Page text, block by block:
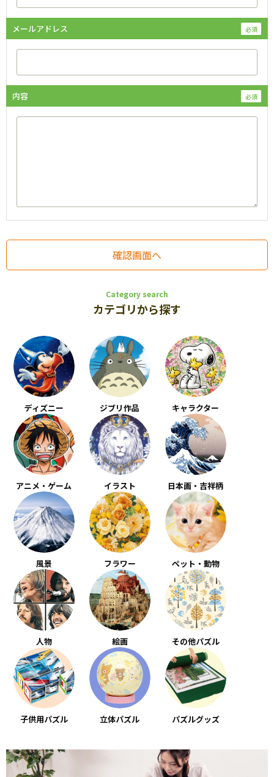
メールアドレス
内容
Category search
カテゴリから探す
ディズニー ジブリ作品 キャラクター
アニメ・ゲーム イラスト 日本画・吉祥柄
風景 フラワー ペット・動物
人物 絵画 その他パズル
子供用パズル 立体パズル パズルグッズ